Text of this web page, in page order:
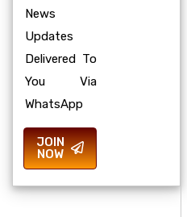
News
Updates
Delivered To
You Via
WhatsApp
JOIN
NOW